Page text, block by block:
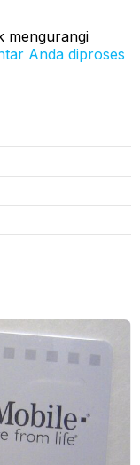
mengurangi
Anda diproses